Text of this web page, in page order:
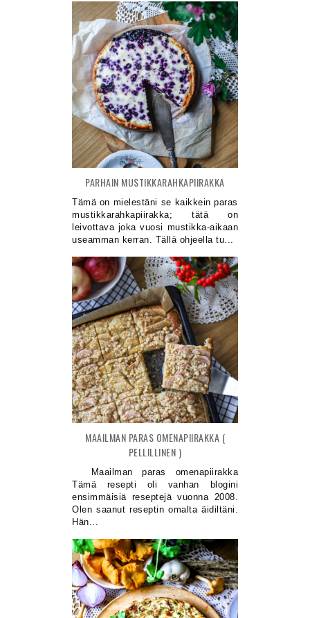
PARHAIN MUSTIKKARAHKAPIIRAKKA
Tämä on mielestäni se kaikkein paras
mustikkarahkapiirakka; tätä on
leivottava joka vuosi mustikka-aikaan
useamman kerran. Tällä ohjeella tu...
MAAILMAN PARAS OMENAPIIRAKKA (
PELLILLINEN )
Maailman paras omenapiirakka
Tämä resepti oli vanhan blogini
ensimmäisiä reseptejä vuonna 2008.
Olen saanut reseptin omalta äidiltäni.
Hän...